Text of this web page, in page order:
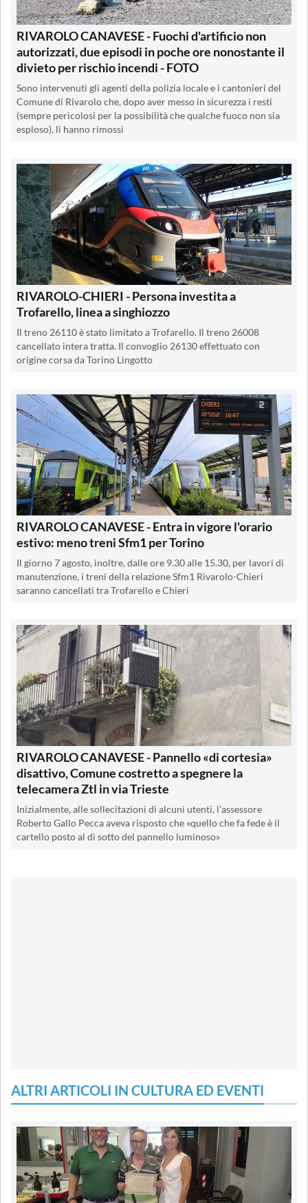
RIVAROLO CANAVESE - Fuochi d'artificio non
autorizzati, due episodi in poche ore nonostante il
divieto per rischio incendi - FOTO
Sono intervenuti gli agenti della polizia locale e i cantonieri del
Comune di Rivarolo che, dopo aver messo in sicurezza i resti
(sempre pericolosi per la possibilità che qualche fuoco non sia
esploso), li hanno rimossi
RIVAROLO-CHIERI - Persona investita a
Trofarello, linea a singhiozzo
Il treno 26110 è stato limitato a Trofarello. Il treno 26008
cancellato intera tratta. Il convoglio 26130 effettuato con
origine corsa da Torino Lingotto
RIVAROLO CANAVESE - Entra in vigore l'orario
estivo: meno treni Sfm1 per Torino
Il giorno 7 agosto, inoltre, dalle ore 9.30 alle 15.30, per lavori di
manutenzione, i treni della relazione Sfm1 Rivarolo-Chieri
saranno cancellati tra Trofarello e Chieri
RIVAROLO CANAVESE - Pannello «di cortesia»
disattivo, Comune costretto a spegnere la
telecamera Ztl in via Trieste
Inizialmente, alle sollecitazioni di alcuni utenti, l'assessore
Roberto Gallo Pecca aveva risposto che «quello che fa fede è il
cartello posto al di sotto del pannello luminoso»
ALTRI ARTICOLI IN CULTURA ED EVENTI